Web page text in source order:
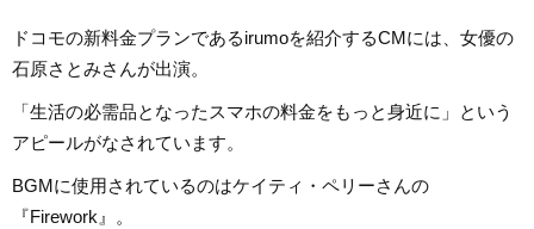
ドコモの新料金プランであるirumoを紹介するCMには、女優の
石原さとみさんが出演。
「生活の必需品となったスマホの料金をもっと身近に」という
アピールがなされています。
BGMに使用されているのはケイティ・ペリーさんの
『Firework』。